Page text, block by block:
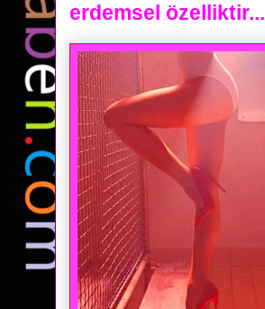
erdemsel özelliktir...